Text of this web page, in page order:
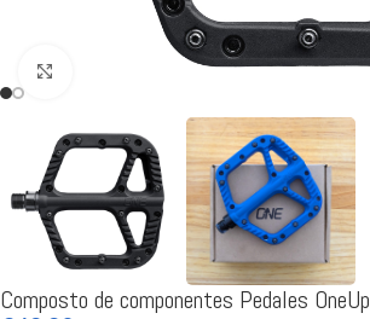
Click to enlarge
Composto de componentes Pedales OneUp